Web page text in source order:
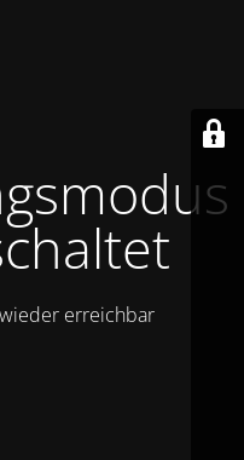
erreichbar